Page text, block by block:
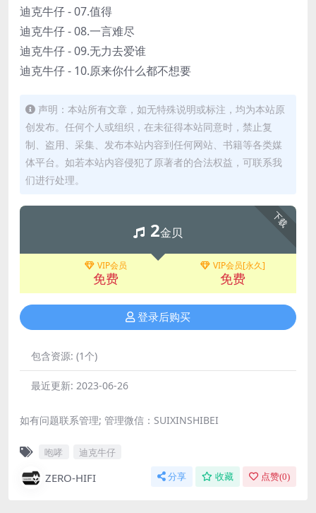
迪克牛仔 - 07.值得
迪克牛仔 - 08.一言难尽
迪克牛仔 - 09.无力去爱谁
迪克牛仔 - 10.原来你什么都不想要
声明：本站所有文章，如无特殊说明或标注，均为本站原
创发布。任何个人或组织，在未征得本站同意时，禁止复
制、盗用、采集、发布本站内容到任何网站、书籍等各类媒
体平台。如若本站内容侵犯了原著者的合法权益，可联系我
们进行处理。
下载
2金贝
VIP会员
免费
VIP会员[永久]
免费
登录后购买
包含资源: (1个)
最近更新: 2023-06-26
如有问题联系管理; 管理微信：SUIXINSHIBEI
咆哮 迪克牛仔
ZERO-HIFI 分享 收藏 点赞(0)